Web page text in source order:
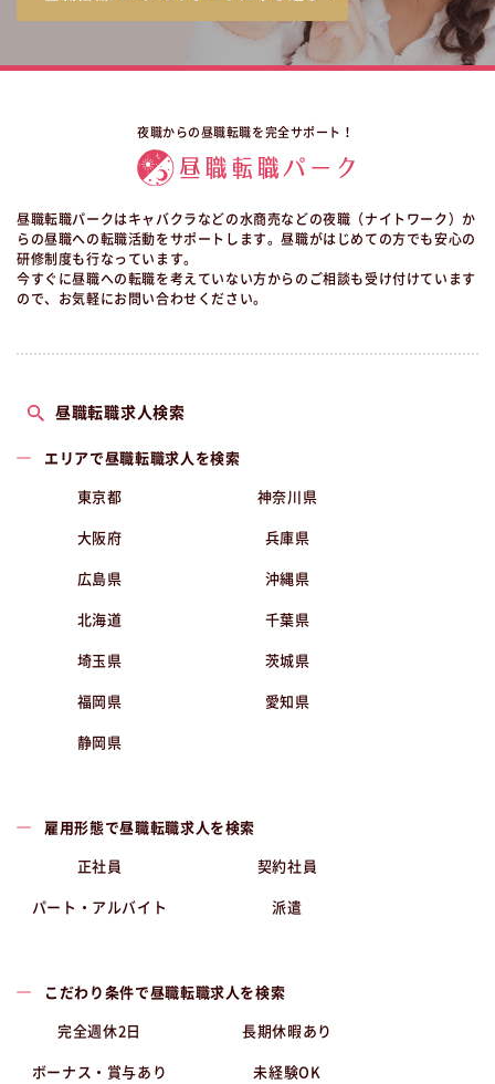
夜職からの昼職転職を完全サポート！
昼職転職パークはキャバクラなどの水商売などの夜職（ナイトワーク）か
らの昼職への転職活動をサポートします。昼職がはじめての方でも安心の
研修制度も行なっています。
今すぐに昼職への転職を考えていない方からのご相談も受け付けています
ので、お気軽にお問い合わせください。
昼職転職求人検索
エリアで昼職転職求人を検索
東京都 神奈川県
大阪府 兵庫県
広島県 沖縄県
北海道 千葉県
埼玉県 茨城県
福岡県 愛知県
静岡県
雇用形態で昼職転職求人を検索
正社員 契約社員
パート・アルバイト 派遣
こだわり条件で昼職転職求人を検索
完全週休2日 長期休暇あり
ボーナス・賞与あり 未経験OK